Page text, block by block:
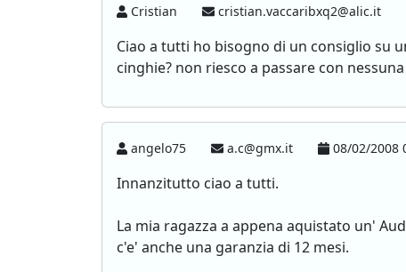
Cristian cristian.vaccaribxq2@alic.it
Ciao a tutti ho bisogno di un consiglio su
cinghie? non riesco a passare con
angelo75 a.c@gmx.it 08/02/2008
Innanzitutto ciao a tutti.
La mia ragazza a appena aquistato un'
c'e' anche una garanzia di 12 mesi.